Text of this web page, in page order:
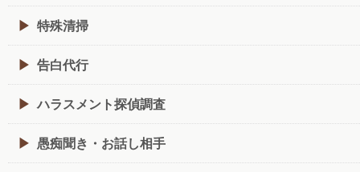
特殊清掃
告白代行
ハラスメント探偵調査
愚痴聞き・お話し相手